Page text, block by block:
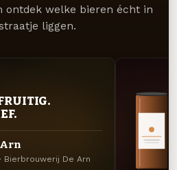
ontdek welke bieren écht in
liggen.
Bierbrouwerij De Arn